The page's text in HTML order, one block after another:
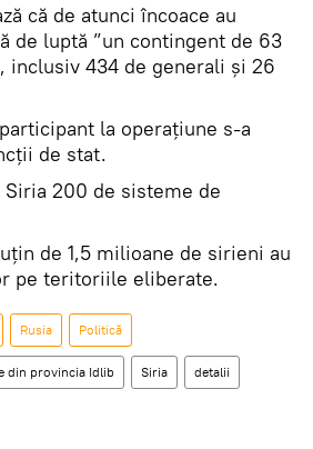
că de atunci încoace au
de luptă ”un contingent de 63
inclusiv 434 de generali și 26
la operațiune s-a
de stat.
200 de sisteme de
de 1,5 milioane de sirieni au
pe teritoriile eliberate.
Rusia Politică
din provincia Idlib Siria detalii